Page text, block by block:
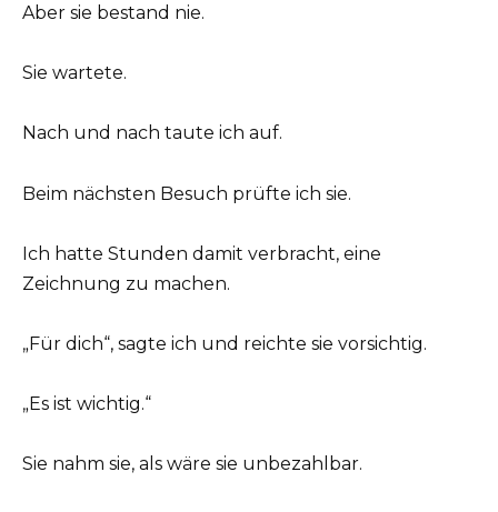
Aber sie bestand nie.
Sie wartete.
Nach und nach taute ich auf.
Beim nächsten Besuch prüfte ich sie.
Ich hatte Stunden damit verbracht, eine
Zeichnung zu machen.
„Für dich“, sagte ich und reichte sie vorsichtig.
„Es ist wichtig.“
Sie nahm sie, als wäre sie unbezahlbar.